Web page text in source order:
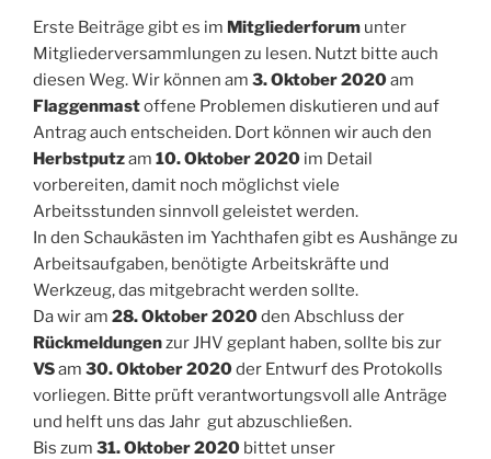
Erste Beiträge gibt es im Mitgliederforum unter
Mitgliederversammlungen zu lesen. Nutzt bitte auch
diesen Weg. Wir können am 3. Oktober 2020am
Flaggenmastoffene Problemen diskutieren und auf
Antrag auch entscheiden. Dort können wir auch den
Herbstputzam 10. Oktober 2020 im Detail
vorbereiten, damit noch möglichst viele
Arbeitsstunden sinnvoll geleistet werden.
In den Schaukästen im Yachthafen gibt es Aushänge zu
Arbeitsaufgaben, benötigte Arbeitskräfte und
Werkzeug, das mitgebracht werden sollte.
Da wir am 28. Oktober 2020den Abschluss der
Rückmeldungenzur JHV geplant haben, sollte bis zur
VSam 30. Oktober 2020der Entwurf des Protokolls
vorliegen. Bitte prüft verantwortungsvoll alle Anträge
und helft uns das Jahr gut abzuschließen.
Bis zum 31. Oktober 2020 bittet unser